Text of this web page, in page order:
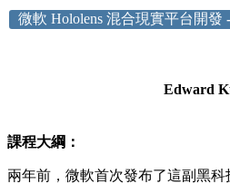
微軟 Hololens 混合現實平台開發
Edward
課程大綱：
兩年前，微軟首次發布了這副黑